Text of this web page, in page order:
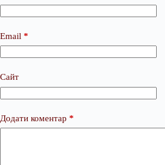
Email *
Сайт
Додати коментар *